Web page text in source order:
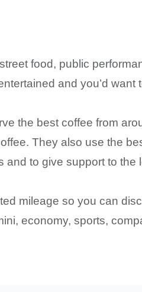
food, public
and you’d want
the best coffee from
They also use the
to give support to the
mileage so you can
economy, sports,